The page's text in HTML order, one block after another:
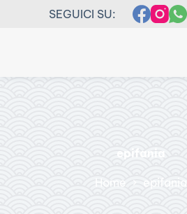
SEGUICI SU:
epifania
Home epifania